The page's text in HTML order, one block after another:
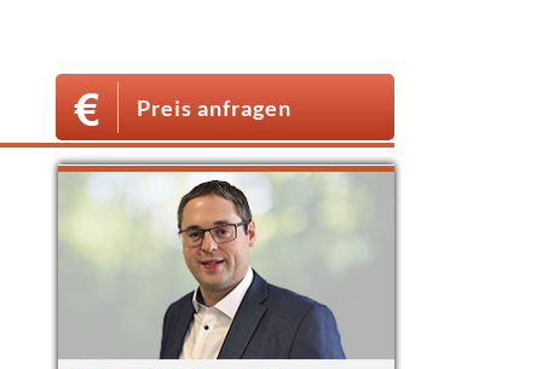
Preis anfragen